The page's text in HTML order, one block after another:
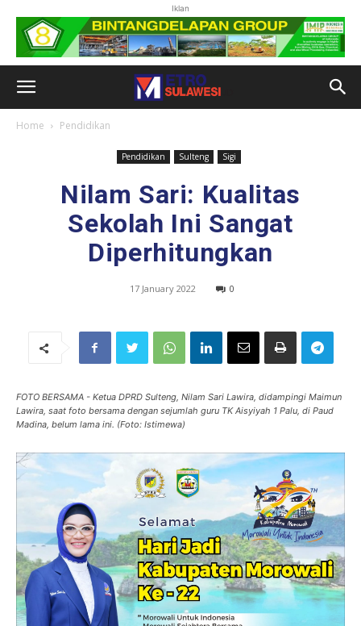
Iklan
Home Pendidikan
Pendidikan Sulteng Sigi
Nilam Sari: Kualitas
Sekolah Ini Sangat
Diperhitungkan
17 January 2022 0
FOTO BERSAMA - Ketua DPRD Sulteng, Nilam Sari Lawira, didampingi Maimun
Lawira, saat foto bersama dengan sejumlah guru TK Aisyiyah 1 Palu, di Paud
Madina, belum lama ini. (Foto: Istimewa)